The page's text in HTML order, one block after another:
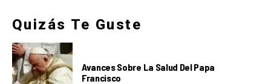
Quizás Te Guste
Avances Sobre La Salud Del Papa
Francisco